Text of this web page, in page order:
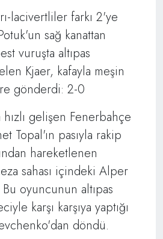
lacivertliler farkı 2'ye
sağ kanattan
vuruşta altıpas
Kjaer, kafayla meşin
gönderdi: 2-0
gelişen Fenerbahçe
Topal'ın pasıyla rakip
hareketlenen
sahası içindeki Alper
Bu oyuncunun altıpas
karşı karşıya yaptığı
döndü.